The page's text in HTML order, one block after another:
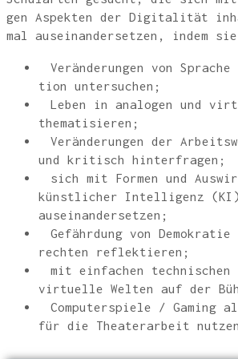
gen Aspek­ten der Digi­ta­li­tät
mal aus­ein­an­der­set­zen, indem
Ver­än­de­run­gen von Spra­che
ti­on untersuchen;
Leben in ana­lo­gen und
thematisieren;
Ver­än­de­run­gen der
und kri­tisch hinterfragen;
sich mit For­men und
künst­li­cher Intel­li­genz (KI)
auseinandersetzen;
Gefähr­dung von Demo­kra­tie
rech­ten reflektieren;
mit ein­fa­chen tech­ni­schen
vir­tu­el­le Wel­ten auf der
Com­pu­ter­spie­le / Gam­ing
für die Thea­ter­ar­beit